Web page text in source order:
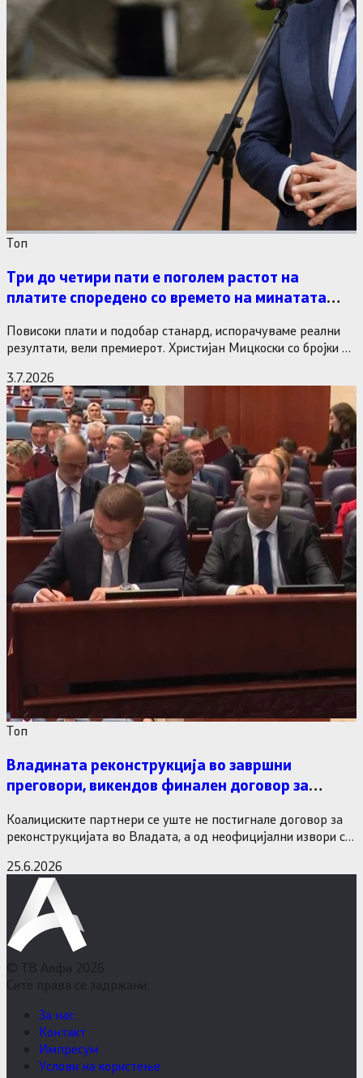
Tоп
Три до четири пати е поголем растот на
платите споредено со времето на минатата
Повисоки плати и подобар станард, испорачуваме реални
резултати, вели премиерот. Христијан Мицкоски со бројки и
3.7.2026
Tоп
Владината реконструкција во завршни
преговори, викендов финален договор за
Коалициските партнери се уште не постигнале договор за
реконструкцијата во Владата, а од неофицијални извори се
25.6.2026
© ТВ Алфа 2026
Сите права се задржани.
За нас
Контакт
Импресум
Услови на користење